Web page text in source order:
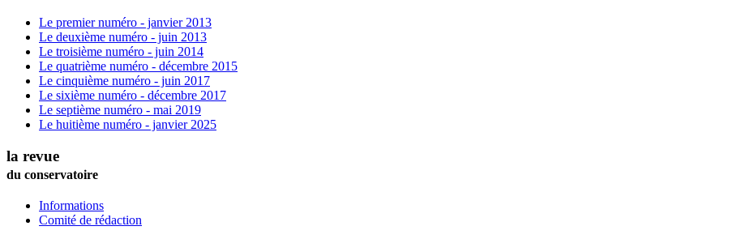
Le premier numéro - janvier 2013
Le deuxième numéro - juin 2013
Le troisième numéro - juin 2014
Le quatrième numéro - décembre 2015
Le cinquième numéro - juin 2017
Le sixième numéro - décembre 2017
Le septième numéro - mai 2019
Le huitième numéro - janvier 2025
la revue
du conservatoire
Informations
Comité de rédaction